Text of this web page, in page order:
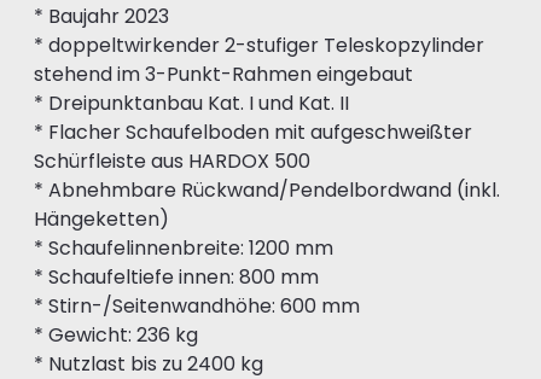
* Baujahr 2023
* doppeltwirkender 2-stufiger Teleskopzylinder
stehend im 3-Punkt-Rahmen eingebaut
* Dreipunktanbau Kat. I und Kat. II
* Flacher Schaufelboden mit aufgeschweißter
Schürfleiste aus HARDOX 500
* Abnehmbare Rückwand/Pendelbordwand (inkl.
Hängeketten)
* Schaufelinnenbreite: 1200 mm
* Schaufeltiefe innen: 800 mm
* Stirn-/Seitenwandhöhe: 600 mm
* Gewicht: 236 kg
* Nutzlast bis zu 2400 kg